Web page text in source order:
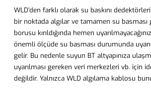
WLD’den farklı olarak su baskını
bir noktada algılar ve tamamen su basması
borusu kırıldığında hemen
önemli ölçüde su basması durumunda
gelir. Bu nedenle suyun BT altyapınıza
uyarılması gereken veri merkezleri vb. için
değildir. Yalnızca WLD algılama kablosu